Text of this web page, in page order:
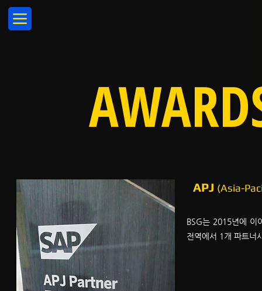
APJ (Asia-
BSG는 2015년에 이
전역에서 1개 파트